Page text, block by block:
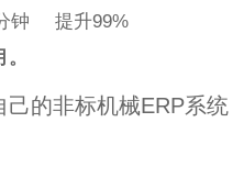
钟
提升99%
的非标机械ERP系统